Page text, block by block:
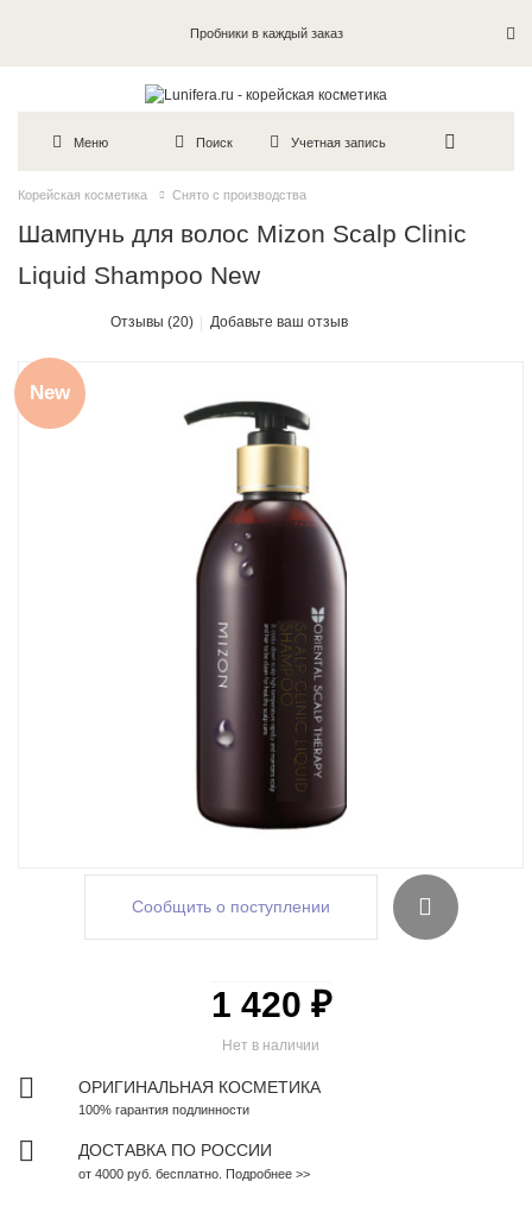
Пробники в каждый заказ
Меню Поиск Учетная запись
Корейская косметика Снято с производства
Шампунь для волос Mizon Scalp Clinic
Liquid Shampoo New
Отзывы (20) Добавьте ваш отзыв
New
Сообщить о поступлении
Нет в наличии
1 420 ₽
ОРИГИНАЛЬНАЯ КОСМЕТИКА
100% гарантия подлинности
ДОСТАВКА ПО РОССИИ
от 4000 руб. бесплатно. Подробнее >>